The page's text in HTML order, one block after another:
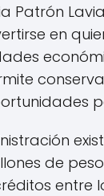
Patrón
en
de
entre